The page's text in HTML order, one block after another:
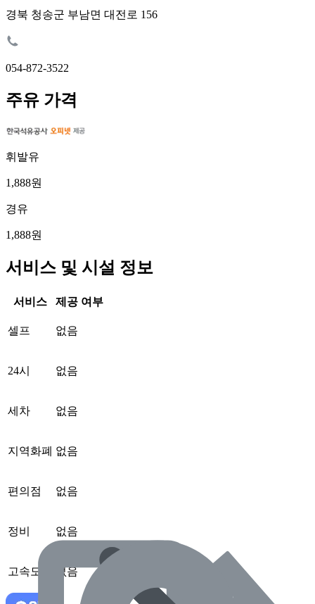
경북 청송군 부남면 대전로 156
054-872-3522
주유 가격
휘발유
1,888원
경유
1,888원
서비스 및 시설 정보
서비스 제공 여부
셀프 없음
24시 없음
세차 없음
지역화폐 없음
편의점 없음
정비 없음
고속도로 없음